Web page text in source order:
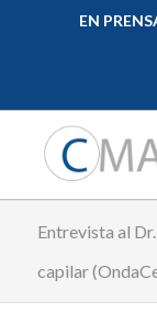
EN
Entrevista al
capilar